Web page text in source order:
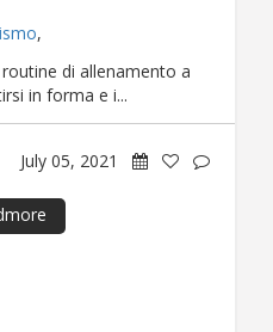
,
di allenamento a
in forma e i...
July 05, 2021